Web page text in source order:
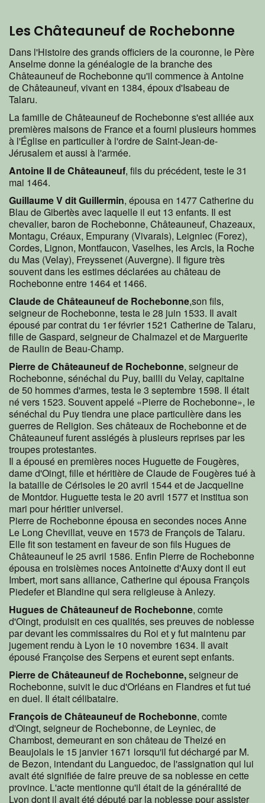
Les Châteauneuf de Rochebonne
Dans l'Histoire des grands officiers de la couronne, le Père
Anselme donne la généalogie de la branche des
Châteauneuf de Rochebonne qu'il commence à Antoine
de Châteauneuf, vivant en 1384, époux d'Isabeau de
Talaru.
La famille de Châteauneuf de Rochebonne s'est alliée aux
premières maisons de France et a fourni plusieurs hommes
à l'Église en particulier à l'ordre de Saint-Jean-de-
Jérusalem et aussi à l'armée.
Antoine II de Châteauneuf, fils du précédent, teste le 31
mai 1464.
Guillaume V dit Guillermin, épousa en 1477 Catherine du
Blau de Gibertès avec laquelle il eut 13 enfants. Il est
chevalier, baron de Rochebonne, Châteauneuf, Chazeaux,
Montagu, Créaux, Empurany (Vivarais), Leigniec (Forez),
Cordes, Lignon, Montfaucon, Vaselhes, les Arcis, la Roche
du Mas (Velay), Freyssenet (Auvergne). Il figure très
souvent dans les estimes déclarées au château de
Rochebonne entre 1464 et 1466.
Claude de Châteauneuf de Rochebonne,son fils,
seigneur de Rochebonne, testa le 28 juin 1533. Il avait
épousé par contrat du 1er février 1521 Catherine de Talaru,
fille de Gaspard, seigneur de Chalmazel et de Marguerite
de Raulin de Beau-Champ.
Pierre de Châteauneuf de Rochebonne, seigneur de
Rochebonne, sénéchal du Puy, bailli du Velay, capitaine
de 50 hommes d'armes, testa le 3 septembre 1598. Il était
né vers 1523. Souvent appelé «Pierre de Rochebonne», le
sénéchal du Puy tiendra une place particulière dans les
guerres de Religion. Ses châteaux de Rochebonne et de
Châteauneuf furent assiégés à plusieurs reprises par les
troupes protestantes.
Il a épousé en premières noces Huguette de Fougères,
dame d'Oingt, fille et héritière de Claude de Fougères tué à
la bataille de Cérisoles le 20 avril 1544 et de Jacqueline
de Montdor. Huguette testa le 20 avril 1577 et institua son
mari pour héritier universel.
Pierre de Rochebonne épousa en secondes noces Anne
Le Long Chevillat, veuve en 1573 de François de Talaru.
Elle fit son testament en faveur de son fils Hugues de
Châteauneuf le 25 avril 1586. Enfin Pierre de Rochebonne
épousa en troisièmes noces Antoinette d'Auxy dont il eut
Imbert, mort sans alliance, Catherine qui épousa François
Piedefer et Blandine qui sera religieuse à Anlezy.
Hugues de Châteauneuf de Rochebonne, comte
d'Oingt, produisit en ces qualités, ses preuves de noblesse
par devant les commissaires du Roi et y fut maintenu par
jugement rendu à Lyon le 10 novembre 1634. Il avait
épousé Françoise des Serpens et eurent sept enfants.
Pierre de Châteauneuf de Rochebonne,seigneur de
Rochebonne, suivit le duc d'Orléans en Flandres et fut tué
en duel. Il était célibataire.
François de Châteauneuf de Rochebonne, comte
d'Oingt, seigneur de Rochebonne, de Leyniec, de
Chambost, demeurant en son château de Theizé en
Beaujolais le 15 janvier 1671 lorsqu'il fut déchargé par M.
de Bezon, intendant du Languedoc, de l'assignation qui lui
avait été signifiée de faire preuve de sa noblesse en cette
province. L'acte mentionne qu'il était de la généralité de
Lyon dont il avait été député par la noblesse pour assister